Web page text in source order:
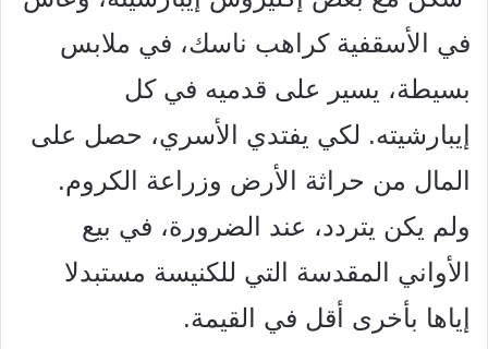
في الأسقفية كراهب ناسك، في ملابس
بسيطة، يسير على قدميه في كل
إيبارشيته. لكي يفتدي الأسري، حصل على
المال من حراثة الأرض وزراعة
الكروم.
ولم يكن يتردد، عند الضرورة، في بيع
الأواني المقدسة
التي للكنيسة مستبدلا
إياها بأخرى أقل في القيمة.